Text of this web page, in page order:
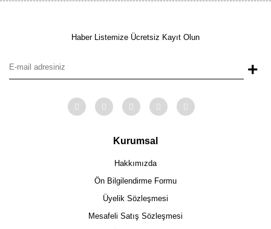
Haber Listemize Ücretsiz Kayıt Olun
+
Kurumsal
Hakkımızda
Ön Bilgilendirme Formu
Üyelik Sözleşmesi
Mesafeli Satış Sözleşmesi